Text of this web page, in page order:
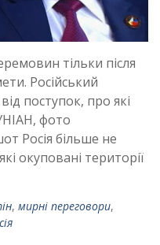
тільки після
Російський
поступок, про які
фото
Росія більше не
окуповані території
, мирні переговори,